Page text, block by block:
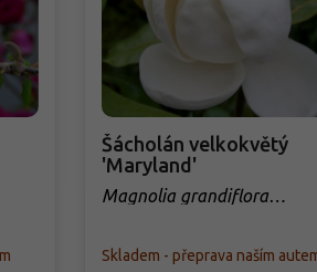
Šácholán velkokvětý
'Maryland'
Magnolia grandiflora
Skladem - přeprava naším